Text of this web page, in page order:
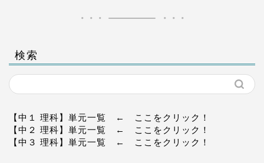
検索
【中１ 理科】単元一覧 ← ここをクリック！
【中２ 理科】単元一覧 ← ここをクリック！
【中３ 理科】単元一覧 ← ここをクリック！